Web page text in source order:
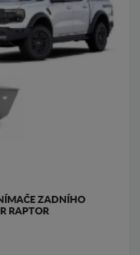
ZADNÍHO
RAPTOR